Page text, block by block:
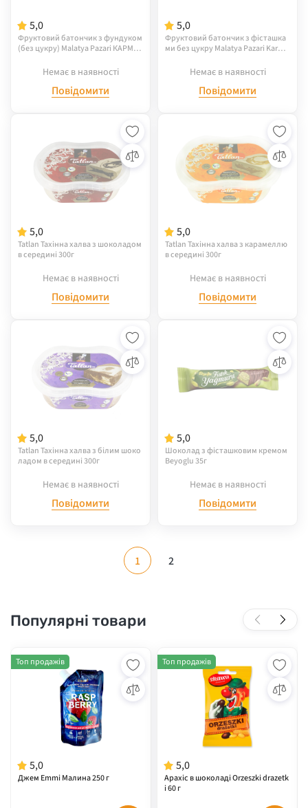
5,0
Фруктовий батончик з фундуком
(без цукру) Malatya Pazari КАРМА
Немає в наявності
Повідомити
5,0
Фруктовий батончик з фісташка
ми без цукру Malatya Pazari Karma
Немає в наявності
Повідомити
5,0
Tatlan Тахінна халва з шоколадом
в середині 300г
Немає в наявності
Повідомити
5,0
Tatlan Тахінна халва з карамеллю
в середині 300г
Немає в наявності
Повідомити
5,0
Tatlan Тахінна халва з білим шоко
ладом в середині 300г
Немає в наявності
Повідомити
5,0
Шоколад з фісташковим кремом
Beyoglu 35г
Немає в наявності
Повідомити
1 2
Популярні товари
5,0
Джем Emmi Малина 250 г
Топ продажів
5,0
Арахіс в шоколаді Orzeszki drazetk
i 60 г
Топ продажів